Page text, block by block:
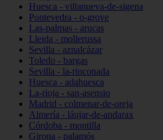
Huesca - villanueva-de-sigena
Pontevedra - o-grove
Las-palmas - arucas
Lleida - mollerussa
Sevilla - aznalcázar
Toledo - bargas
Sevilla - la-rinconada
Huesca - adahuesca
La-rioja - san-asensio
Madrid - colmenar-de-oreja
Almería - láujar-de-andarax
Córdoba - montilla
Girona - palamós